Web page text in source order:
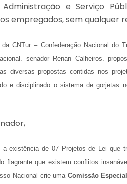
Administração e Serviço
empregados, sem qualquer
da CNTur – Confederação Nacional do
senador Renan Calheiros,
diversas propostas contidas nos
e disciplinado o sistema de
a existência de 07 Projetos de Lei que
flagrante que existem conflitos
Nacional crie uma Comissão